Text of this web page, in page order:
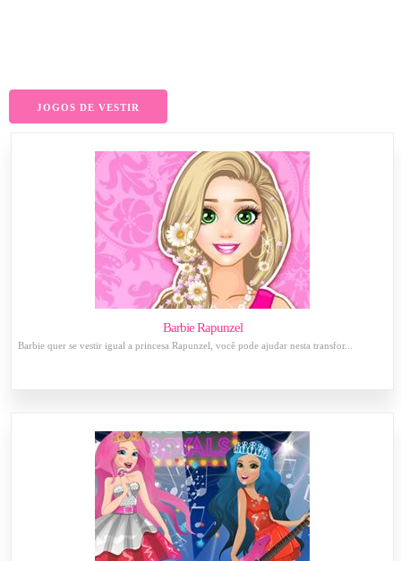
JOGOS DE VESTIR
Barbie Rapunzel
Barbie quer se vestir igual a princesa Rapunzel, você pode ajudar nesta transfor...